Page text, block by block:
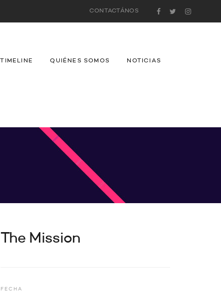
CONTACTÁNOS
TIMELINE QUIÉNES SOMOS NOTICIAS
The Mission
FECHA